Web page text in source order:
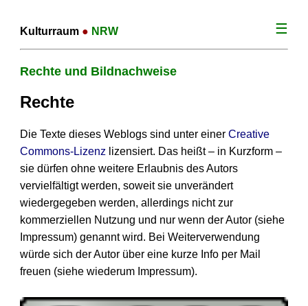
Kulturraum ● NRW ☰
Rechte und Bildnachweise
Rechte
Die Texte dieses Weblogs sind unter einer Creative
Commons-Lizenz lizensiert. Das heißt – in Kurzform –
sie dürfen ohne weitere Erlaubnis des Autors
vervielfältigt werden, soweit sie unverändert
wiedergegeben werden, allerdings nicht zur
kommerziellen Nutzung und nur wenn der Autor (siehe
Impressum) genannt wird. Bei Weiterverwendung
würde sich der Autor über eine kurze Info per Mail
freuen (siehe wiederum Impressum).